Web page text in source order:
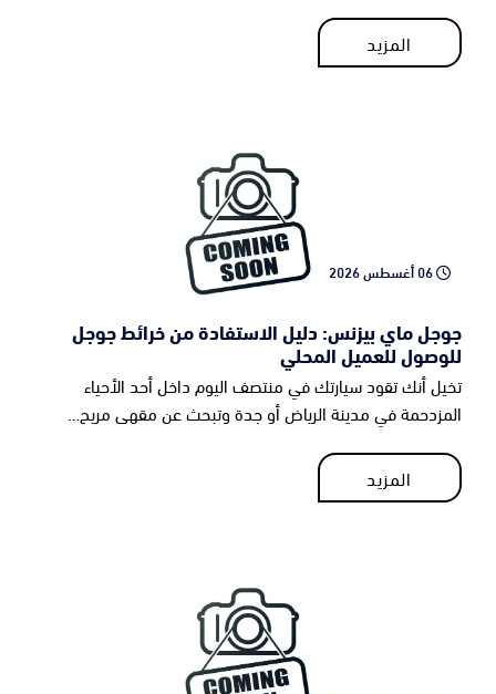
المزيد
المزيد
06 أغسطس 2026
جوجل ماي بيزنس: دليل الاستفادة من خرائط جوجل
للوصول للعميل المحلي
تخيل أنك تقود سيارتك في منتصف اليوم داخل أحد الأحياء
المزدحمة في مدينة الرياض أو جدة وتبحث عن مقهى مريح…
المزيد
المزيد